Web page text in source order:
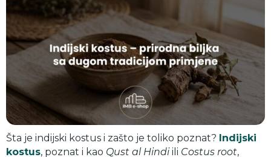
Šta je indijski kostus i zašto je toliko poznat? Indijski
kostus, poznat i kao Qust al Hindiili Costus root,